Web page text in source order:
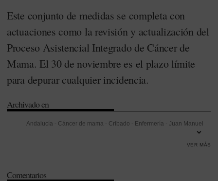
Este conjunto de medidas se completa con
actuaciones como la revisión y actualización del
Proceso Asistencial Integrado de Cáncer de
Mama. El 30 de noviembre es el plazo límite
para depurar cualquier incidencia.
Archivado en
Andalucía - Cáncer de mama - Cribado - Enfermería - Juan Manuel
VER MÁS
Comentarios